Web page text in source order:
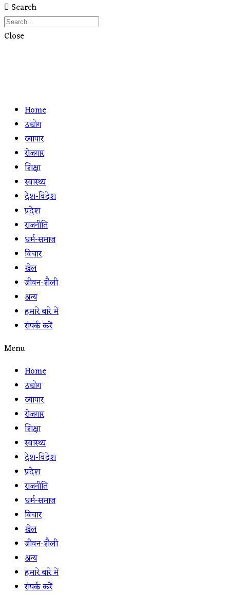
Search
Close
Home
उद्योग
व्यापार
रोजगार
शिक्षा
स्वास्थ्य
देश-विदेश
प्रदेश
राजनीति
धर्म-समाज
विचार
खेल
जीवन-शैली
अन्य
हमारे बारे में
संपर्क करें
Menu
Home
उद्योग
व्यापार
रोजगार
शिक्षा
स्वास्थ्य
देश-विदेश
प्रदेश
राजनीति
धर्म-समाज
विचार
खेल
जीवन-शैली
अन्य
हमारे बारे में
संपर्क करें